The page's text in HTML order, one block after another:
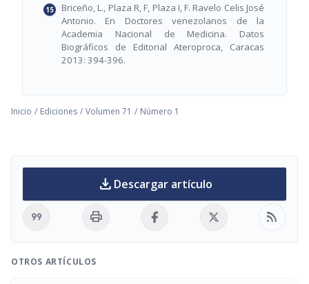
Briceño, L., Plaza R, F, Plaza I, F. Ravelo Celis José
Antonio. En Doctores venezolanos de la
Academia Nacional de Medicina. Datos
Biográficos de Editorial Ateroproca, Caracas
2013: 394-396.
Inicio / Ediciones / Volumen 71 / Número 1
download Descargar artículo
format_quote print rss_feed
OTROS ARTÍCULOS